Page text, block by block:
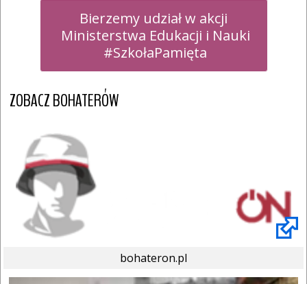
Bierzemy udział w akcji
#SzkołaPamięta
ZOBACZ BOHATERÓW
bohateron.pl